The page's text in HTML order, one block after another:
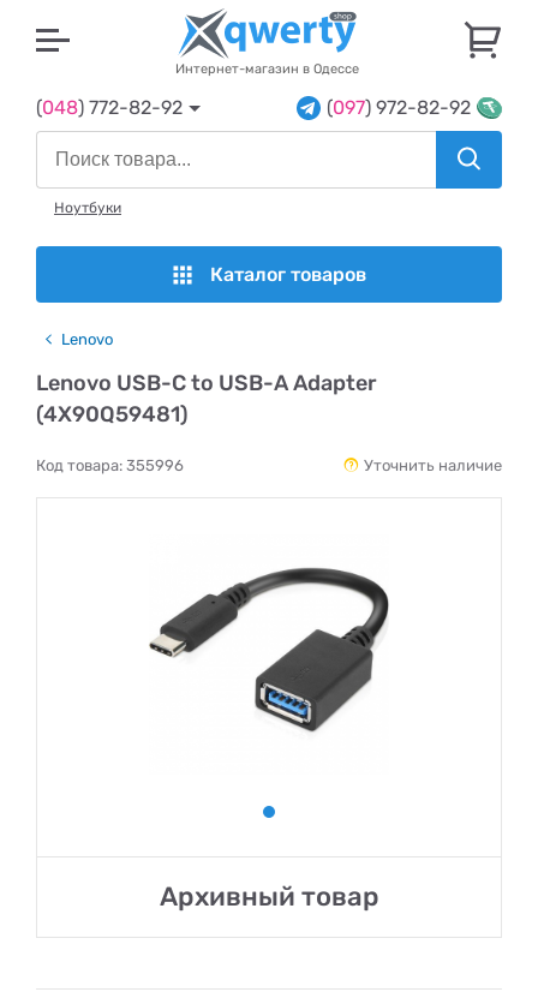
Интернет-магазин в Одессе
(048) 772-82-92 (097) 972-82-92
Ноутбуки
Каталог товаров
Lenovo
Lenovo USB-C to USB-A Adapter
(4X90Q59481)
Код товара: 355996 Уточнить наличие
Архивный товар